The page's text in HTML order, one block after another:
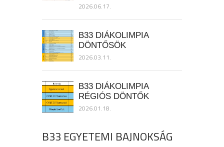
2026.06.17.
B33 DIÁKOLIMPIA
DÖNTŐSÖK
2026.03.11.
B33 DIÁKOLIMPIA
RÉGIÓS DÖNTŐK
2026.01.18.
B33 EGYETEMI BAJNOKSÁG